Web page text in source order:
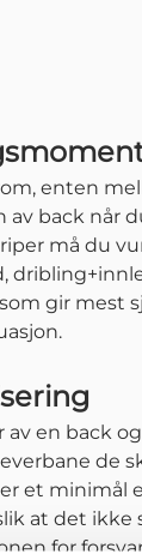
enten
av back når
må du
gir mest
av en back
de
et minimål
at det ikke
for